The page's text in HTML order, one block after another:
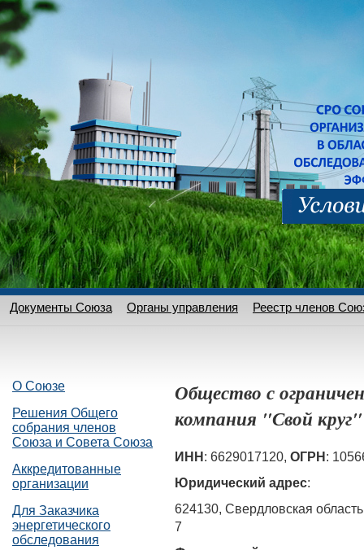
Документы Союза Органы управления Реестр членов
О Союзе
Решения Общего
собрания членов
Союза и Совета Союза
Аккредитованные
организации
Для Заказчика
энергетического
обследования
Общество с
компания "Свой круг"
ИНН: 6629017120, ОГРН:
Юридический адрес:
624130, Свердловская
7